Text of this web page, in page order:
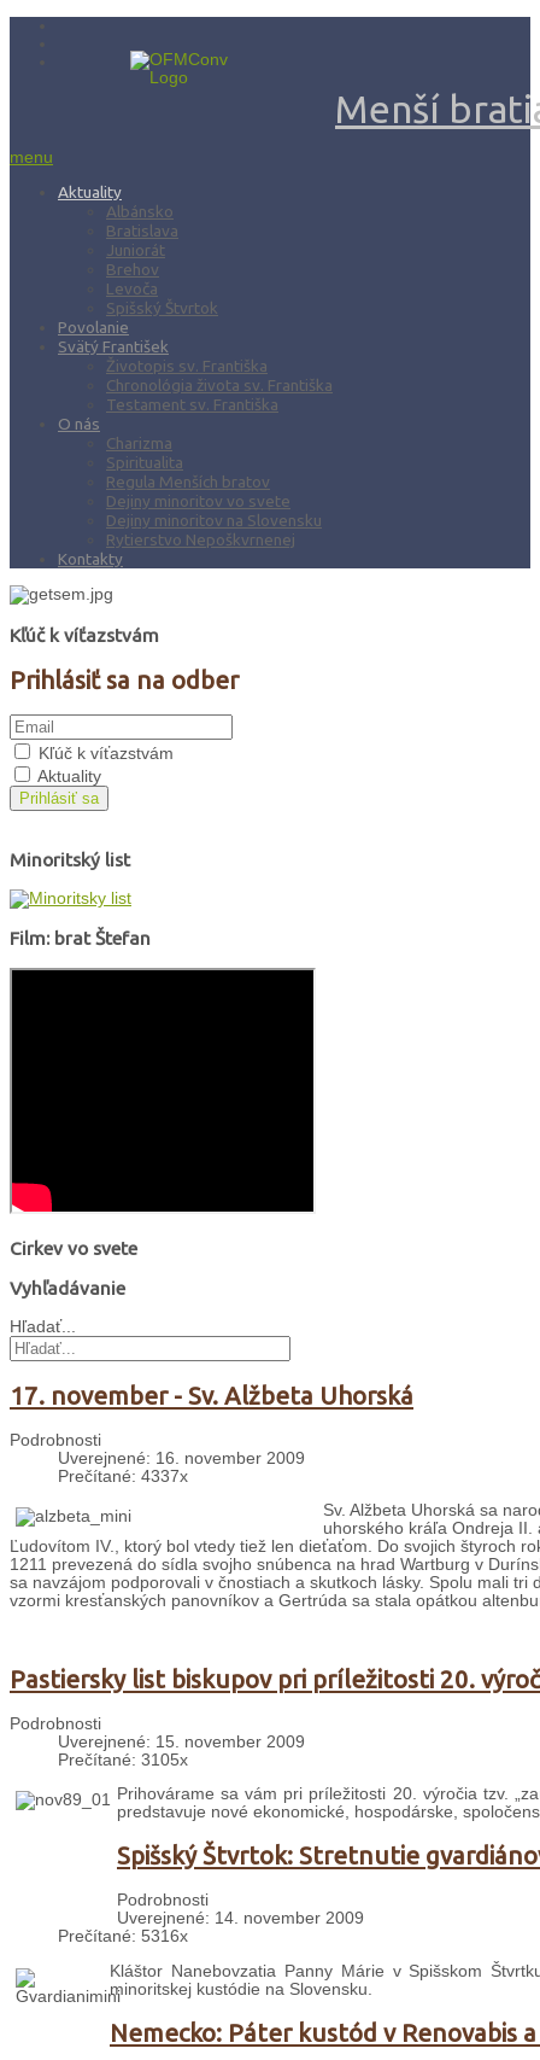
Menší
menu
Aktuality
Albánsko
Bratislava
Juniorát
Brehov
Levoča
Spišský Štvrtok
Povolanie
Svätý František
Životopis sv. Františka
Chronológia života sv. Františka
Testament sv. Františka
O nás
Charizma
Spiritualita
Regula Menších bratov
Dejiny minoritov vo svete
Dejiny minoritov na Slovensku
Rytierstvo Nepoškvrnenej
Kontakty
Kľúč k víťazstvám
Prihlásiť sa na odber
Kľúč k víťazstvám
Aktuality
Prihlásiť sa
Minoritský list
Film: brat Štefan
Cirkev vo svete
Vyhľadávanie
Hľadať...
17. november - Sv. Alžbeta Uhorská
Podrobnosti
Uverejnené: 16. november 2009
Prečítané: 4337x
Sv. Alžbeta Uhorská sa
uhorského kráľa Ondreja II.
Ľudovítom IV., ktorý bol vtedy tiež len dieťaťom. Do svojich štyroch
1211 prevezená do sídla svojho snúbenca na hrad Wartburg v
sa navzájom podporovali v čnostiach a skutkoch lásky. Spolu mali
vzormi kresťanských panovníkov a Gertrúda sa stala opátkou
Pastiersky list biskupov pri príležitosti 20.
Podrobnosti
Uverejnené: 15. november 2009
Prečítané: 3105x
Prihovárame sa vám pri príležitosti 20. výročia tzv.
predstavuje nové ekonomické, hospodárske,
Spišský Štvrtok: Stretnutie
Podrobnosti
Uverejnené: 14. november 2009
Prečítané: 5316x
Kláštor Nanebovzatia Panny Márie v Spišskom
minoritskej kustódie na Slovensku.
Nemecko: Páter kustód v Renovabis